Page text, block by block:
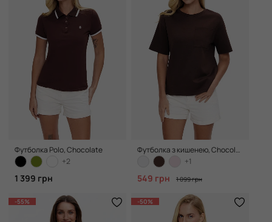
Футболка Polo, Chocolate
+2
1 399 грн
Футболка з кишенею, Chocolate
+1
549 грн 1 099 грн
-55% -50%